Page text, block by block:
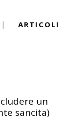
ARTICOLI
un
sancita)